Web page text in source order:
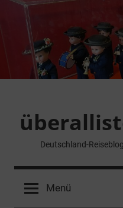
Zum
springen
Deutschland-
Menü